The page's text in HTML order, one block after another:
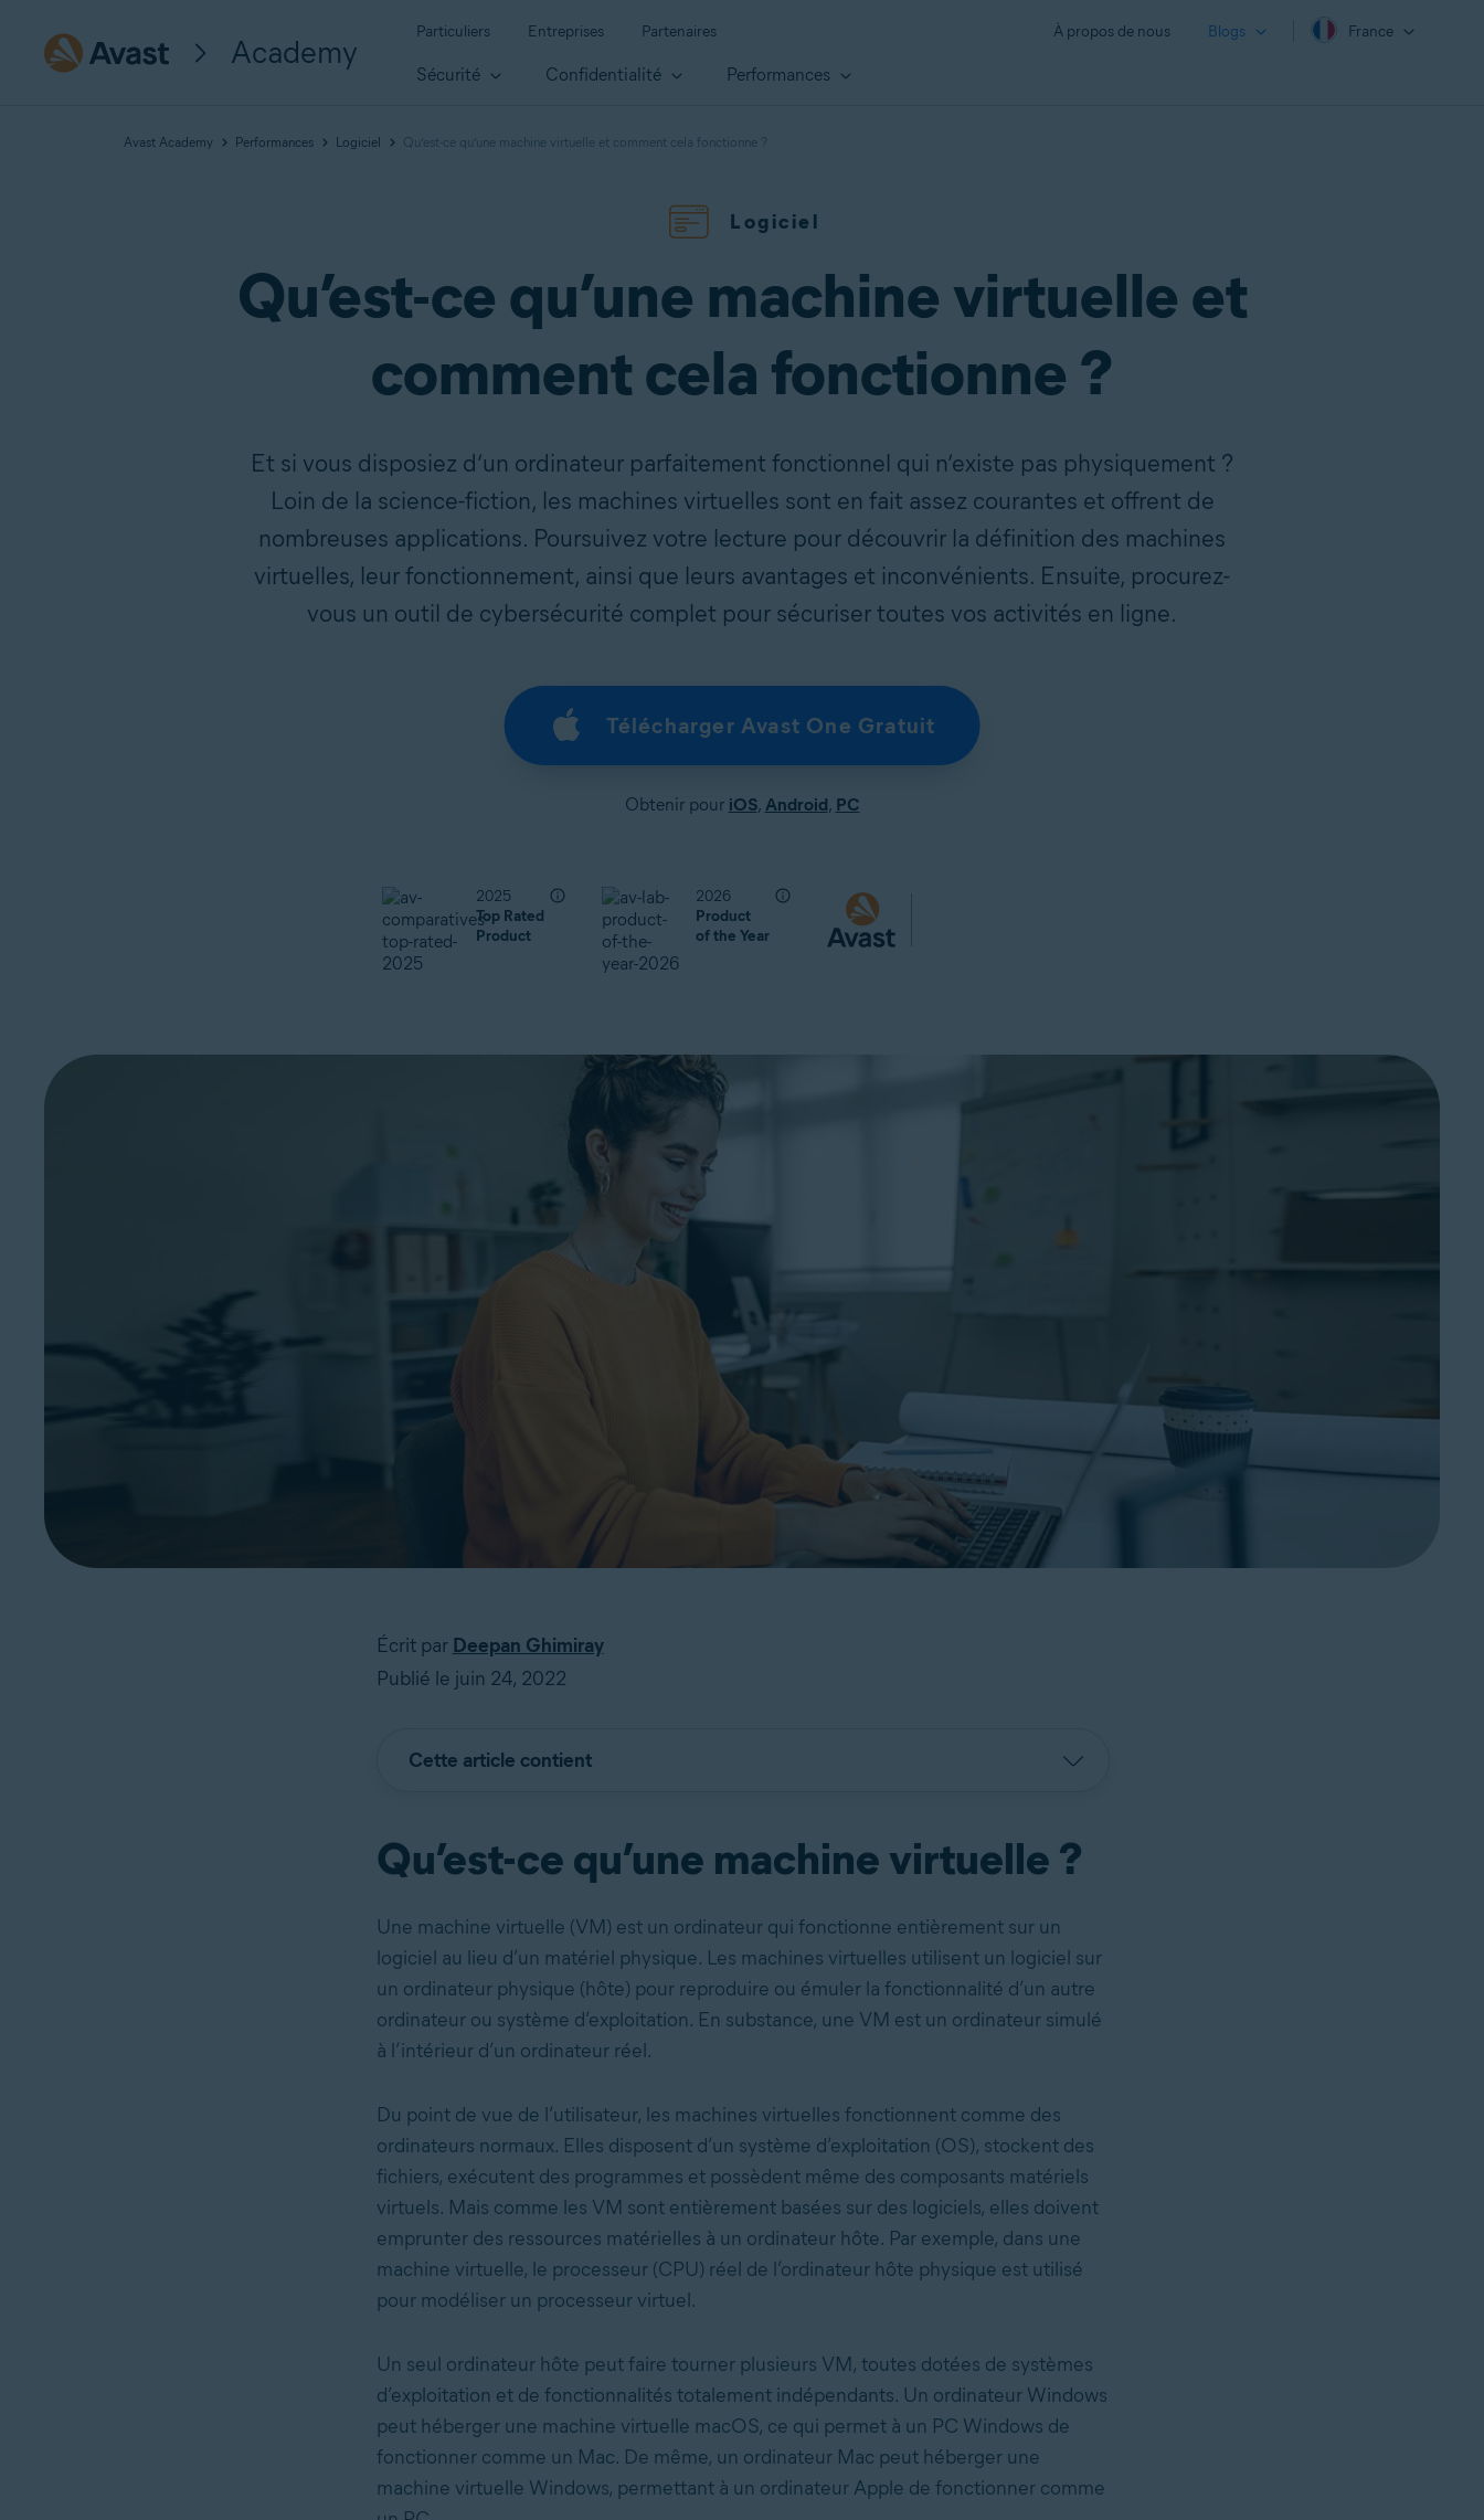
Academy
Particuliers Entreprises Partenaires À propos de nous Blogs France
Sécurité Confidentialité Performances
Avast Academy Performances Logiciel Qu’est-ce qu’une machine virtuelle et comment cela fonctionne ?
Logiciel
Qu’est-ce qu’une machine virtuelle et
comment cela fonctionne ?
Et si vous disposiez d’un ordinateur parfaitement fonctionnel qui n’existe pas physiquement ?
Loin de la science-fiction, les machines virtuelles sont en fait assez courantes et offrent de
nombreuses applications. Poursuivez votre lecture pour découvrir la définition des machines
virtuelles, leur fonctionnement, ainsi que leurs avantages et inconvénients. Ensuite, procurez-
vous un outil de cybersécurité complet pour sécuriser toutes vos activités en ligne.
Télécharger Avast One Gratuit
Obtenir pour iOS, Android, PC
2025
Top Rated
Product
2026
Product
of the Year
Écrit par Deepan Ghimiray
Publié le juin 24, 2022
Cette article contient
Qu’est-ce qu’une machine virtuelle ?
Une machine virtuelle (VM) est un ordinateur qui fonctionne entièrement sur un
logiciel au lieu d’un matériel physique. Les machines virtuelles utilisent un logiciel sur
un ordinateur physique (hôte) pour reproduire ou émuler la fonctionnalité d’un autre
ordinateur ou système d’exploitation. En substance, une VM est un ordinateur simulé
à l’intérieur d’un ordinateur réel.
Du point de vue de l’utilisateur, les machines virtuelles fonctionnent comme des
ordinateurs normaux. Elles disposent d’un système d’exploitation (OS), stockent des
fichiers, exécutent des programmes et possèdent même des composants matériels
virtuels. Mais comme les VM sont entièrement basées sur des logiciels, elles doivent
emprunter des ressources matérielles à un ordinateur hôte. Par exemple, dans une
machine virtuelle, le processeur (CPU) réel de l’ordinateur hôte physique est utilisé
pour modéliser un processeur virtuel.
Un seul ordinateur hôte peut faire tourner plusieurs VM, toutes dotées de systèmes
d’exploitation et de fonctionnalités totalement indépendants. Un ordinateur Windows
peut héberger une machine virtuelle macOS, ce qui permet à un PC Windows de
fonctionner comme un Mac. De même, un ordinateur Mac peut héberger une
machine virtuelle Windows, permettant à un ordinateur Apple de fonctionner comme